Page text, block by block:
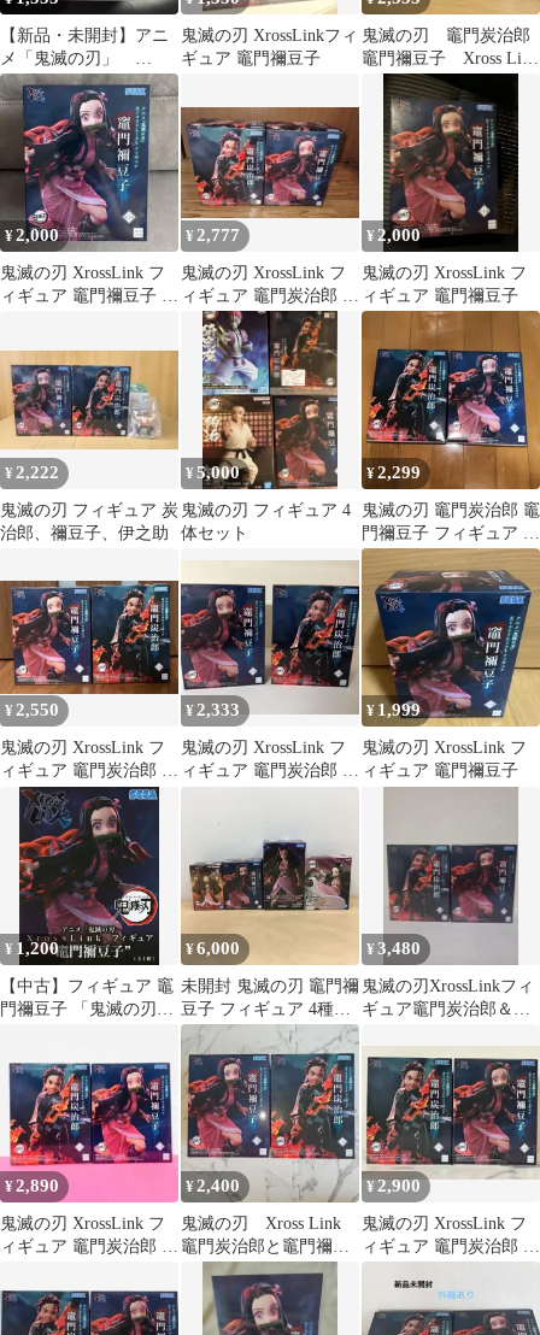
【新品・未開封】アニ
メ「鬼滅の刃」
XrossLink フィギュ
ア“竈門禰󠄀豆子”
鬼滅の刃 XrossLinkフィ
ギュア 竈門禰豆子
鬼滅の刃 竈門炭治郎
竈門禰豆子 Xross Link
フィギュア セット売
¥2,000
鬼滅の刃 XrossLink フ
ィギュア 竈門禰豆子 セ
¥ 2,777
鬼滅の刃 XrossLink フ
ィギュア 竈門炭治郎 竈
門禰豆子 2種
¥ 2,000
鬼滅の刃 XrossLink フ
ィギュア 竈門禰豆子
¥ 2,222
鬼滅の刃 フィギュア 炭
治郎、禰豆子、伊之助
¥5,000
鬼滅の刃 フィギュア 4
体セット
¥2,299
鬼滅の刃 竈門炭治郎 竈
門禰豆子 フィギュア 2
種セット XrossLink
¥2,550
鬼滅の刃 XrossLink フ
ィギュア 竈門炭治郎 竈
門禰豆子 2点セット
¥2,333
鬼滅の刃 XrossLink フ
ィギュア 竈門炭治郎 竈
門禰豆子
¥ 1,999
鬼滅の刃 XrossLink フ
ィギュア 竈門禰豆子
¥ 1,200
【中古】フィギュア 竈
門禰豆子 「鬼滅の刃」
¥6,000
未開封 鬼滅の刃 竈門禰
豆子 フィギュア 4種セ
ット 絆ノ装 XrossLink
FIGURIZMα
VIBRATION
STARS【WS2357-003】
¥3,480
鬼滅の刃XrossLinkフィ
ギュア竈門炭治郎＆竈
¥2,890
鬼滅の刃 XrossLink フ
ィギュア 竈門炭治郎 竈
¥2,400
鬼滅の刃 Xross Link
竈門炭治郎と竈門禰豆
¥2,900
鬼滅の刃 XrossLink フ
ィギュア 竈門炭治郎 竈
門禰豆子